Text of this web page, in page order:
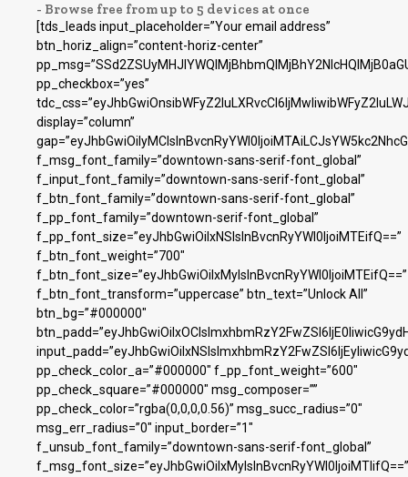
- Browse free from up to 5 devices at once
[tds_leads input_placeholder=”Your email address”
btn_horiz_align=”content-horiz-center”
pp_checkbox=”yes”
display=”column”
f_msg_font_family=”downtown-sans-serif-font_global”
f_input_font_family=”downtown-sans-serif-font_global”
f_btn_font_family=”downtown-sans-serif-font_global”
f_pp_font_family=”downtown-serif-font_global”
f_pp_font_size=”eyJhbGwiOiIxNSIsInBvcnRyYWl0IjoiMTEifQ==”
f_btn_font_weight=”700″
f_btn_font_size=”eyJhbGwiOiIxMyIsInBvcnRyYWl0IjoiMTEifQ==”
f_btn_font_transform=”uppercase” btn_text=”Unlock All”
btn_bg=”#000000″
pp_check_color_a=”#000000″ f_pp_font_weight=”600″
pp_check_square=”#000000″ msg_composer=””
pp_check_color=”rgba(0,0,0,0.56)” msg_succ_radius=”0″
msg_err_radius=”0″ input_border=”1″
f_unsub_font_family=”downtown-sans-serif-font_global”
f_msg_font_size=”eyJhbGwiOiIxMyIsInBvcnRyYWl0IjoiMTIifQ==”